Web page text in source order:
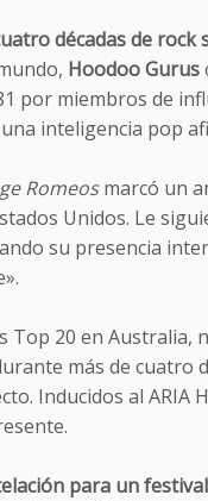
décadas de rock
Hoodoo Gurus
por miembros de
inteligencia pop
Romeosmarcó un
Unidos. Le
su presencia
Top 20 en Australia,
más de cuatro
Inducidos al ARIA
para un